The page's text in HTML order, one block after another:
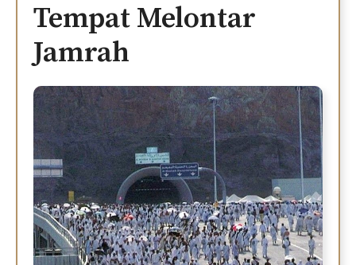
Tempat Melontar
Jamrah